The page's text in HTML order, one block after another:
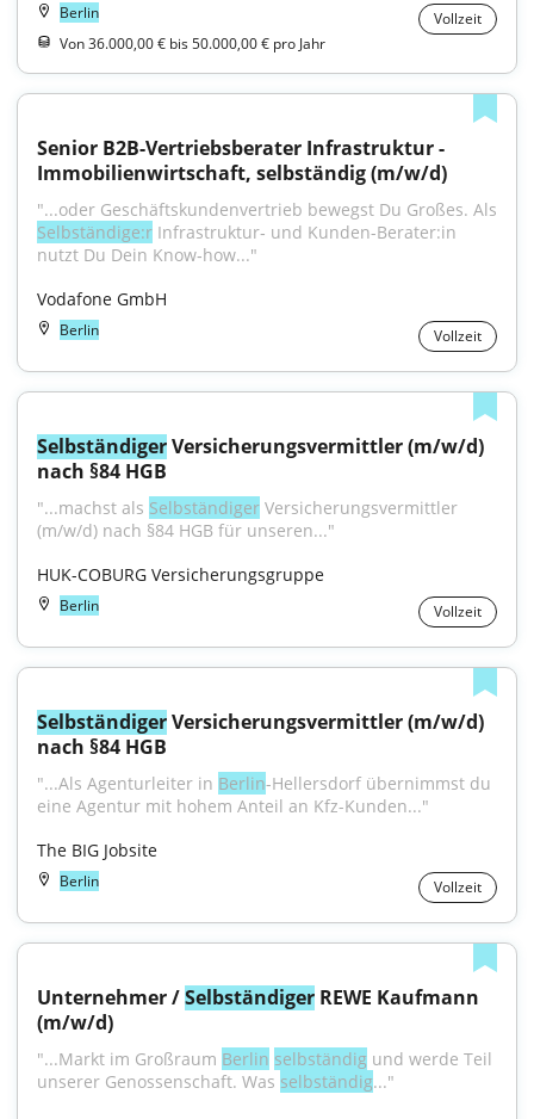
Berlin
Vollzeit
Von 36.000,00 € bis 50.000,00 € pro Jahr
Senior B2B-Vertriebsberater Infrastruktur -
Immobilienwirtschaft, selbständig (m/w/d)
Selbständige:r Infrastruktur‑ und Kunden-Berater:in
nutzt Du Dein Know‑how..."
Vodafone GmbH
Berlin Vollzeit
Selbständiger Versicherungsvermittler (m/w/d)
nach §84 HGB
"...machst als Selbständiger Versicherungsvermittler
(m/w/d) nach §84 HGB für unseren..."
HUK-COBURG Versicherungsgruppe
Berlin Vollzeit
Selbständiger Versicherungsvermittler (m/w/d)
nach §84 HGB
"...Als Agenturleiter in Berlin-Hellersdorf übernimmst du
eine Agentur mit hohem Anteil an Kfz-Kunden..."
The BIG Jobsite
Berlin Vollzeit
Unternehmer / Selbständiger REWE Kaufmann
(m/w/d)
"...Markt im Großraum Berlin selbständig und werde Teil
unserer Genossenschaft. Was selbständig..."